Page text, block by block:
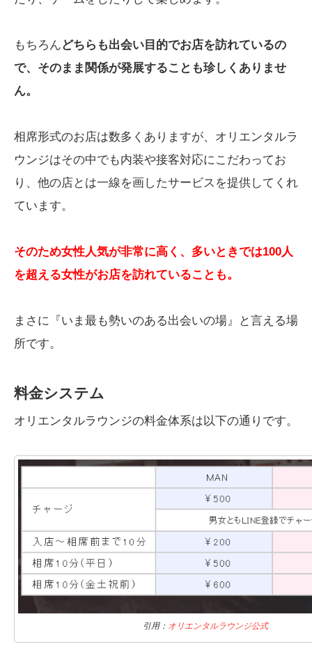
もちろんどちらも出会い目的でお店を訪れているの
で、そのまま関係が発展することも珍しくありませ
ん。
相席形式のお店は数多くありますが、オリエンタルラ
ウンジはその中でも内装や接客対応にこだわってお
り、他の店とは一線を画したサービスを提供してくれ
ています。
そのため女性人気が非常に高く、多いときでは100人
を超える女性がお店を訪れていることも。
まさに『いま最も勢いのある出会いの場』と言える場
所です。
料金システム
オリエンタルラウンジの料金体系は以下の通りです。
引用： オリエンタルラウンジ公式